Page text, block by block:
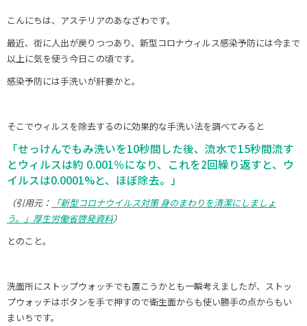
こんにちは、アステリアのあなざわです。
最近、街に人出が戻りつつあり、新型コロナウィルス感染予防には今まで
以上に気を使う今日この頃です。
感染予防には手洗いが肝要かと。
そこでウィルスを除去するのに効果的な手洗い法を調べてみると
「せっけんでもみ洗いを10秒間した後、流水で15秒間流す
とウィルスは約 0.001％になり、これを2回繰り返すと、ウ
イルスは0.0001%と、ほぼ除去。」
（引用元：
「新型コロナウイルス対策 身のまわりを清潔にしましょ
う。」厚生労働省啓発資料）
とのこと。
洗面所にストップウォッチでも置こうかとも一瞬考えましたが、ストッ
プウォッチはボタンを手で押すので衛生面からも使い勝手の点からもい
まいちです。